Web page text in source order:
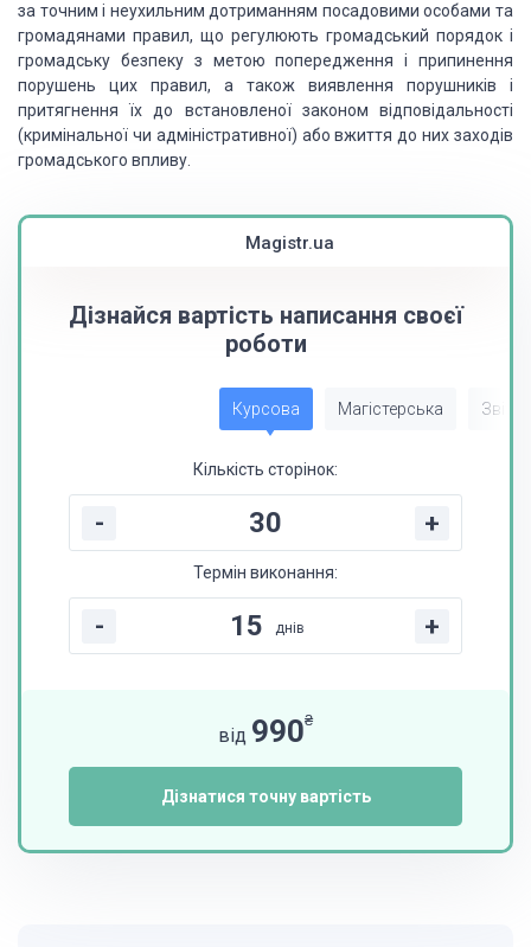
за точним і неухильним дотриманням посадовими особами та
громадянами правил, що регулюють громадський порядок і
громадську безпеку з метою попередження і припинення
порушень цих правил, а також виявлення порушників і
притягнення їх до встановленої законом відповідальності
(кримінальної чи адміністративної) або вжиття до них заходів
громадського впливу.
Magistr.ua
Дізнайся вартість написання своєї
роботи
Курсова Магістерська Звіт
Кількість сторінок:
- +
Термін виконання:
- днів +
від 990₴
Дізнатися точну вартість